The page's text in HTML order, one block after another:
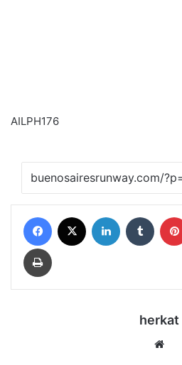
AILPH176
Facebook LinkedIn Tumblr
Print
herkat